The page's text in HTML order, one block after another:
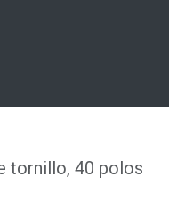
tornillo, 40 polos